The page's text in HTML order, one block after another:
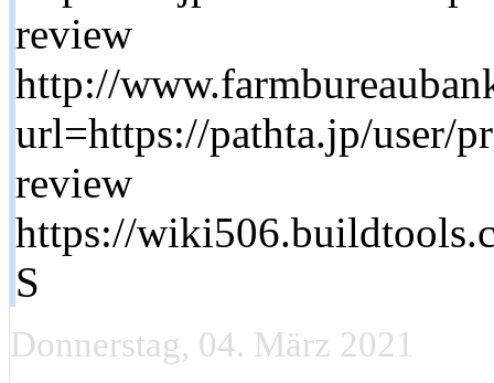
review
http://
url=https://pathta.jp/user/
review
https://
S
Donnerstag, 04. März 2021